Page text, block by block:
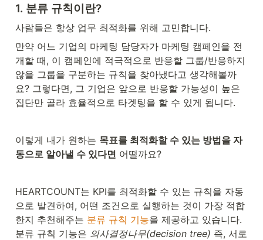
1. 분류 규칙이란?
사람들은 항상 업무 최적화를 위해 고민합니다.
만약 어느 기업의 마케팅 담당자가 마케팅 캠페인을 전
개할 때, 이 캠페인에 적극적으로 반응할 그룹/반응하지
않을 그룹을 구분하는 규칙을 찾아냈다고 생각해볼까
요? 그렇다면, 그 기업은 앞으로 반응할 가능성이 높은
집단만 골라 효율적으로 타겟팅을 할 수 있게 됩니다.
이렇게 내가 원하는 목표를 최적화할 수 있는 방법을 자
동으로 알아낼 수 있다면 어떨까요?
HEARTCOUNT는 KPI를 최적화할 수 있는 규칙을 자동
으로 발견하여, 어떤 조건으로 실행하는 것이 가장 적합
한지 추천해주는 분류 규칙 기능을 제공하고 있습니다.
분류 규칙 기능은 의사결정나무(decision tree) 즉, 서로